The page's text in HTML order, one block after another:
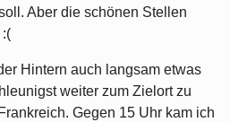
Aber die schönen Stellen
Hintern auch langsam etwas
weiter zum Zielort zu
Gegen 15 Uhr kam ich